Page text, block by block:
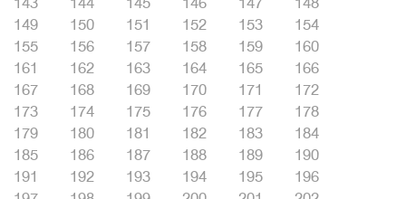
149
150 151 152 153
154
155
156 157 158 159
160
161
162 163 164 165
166
167
168 169 170 171
172
173
174 175 176 177
178
179
180 181 182 183
184
185
186 187 188 189
190
191
192 193 194 195
196